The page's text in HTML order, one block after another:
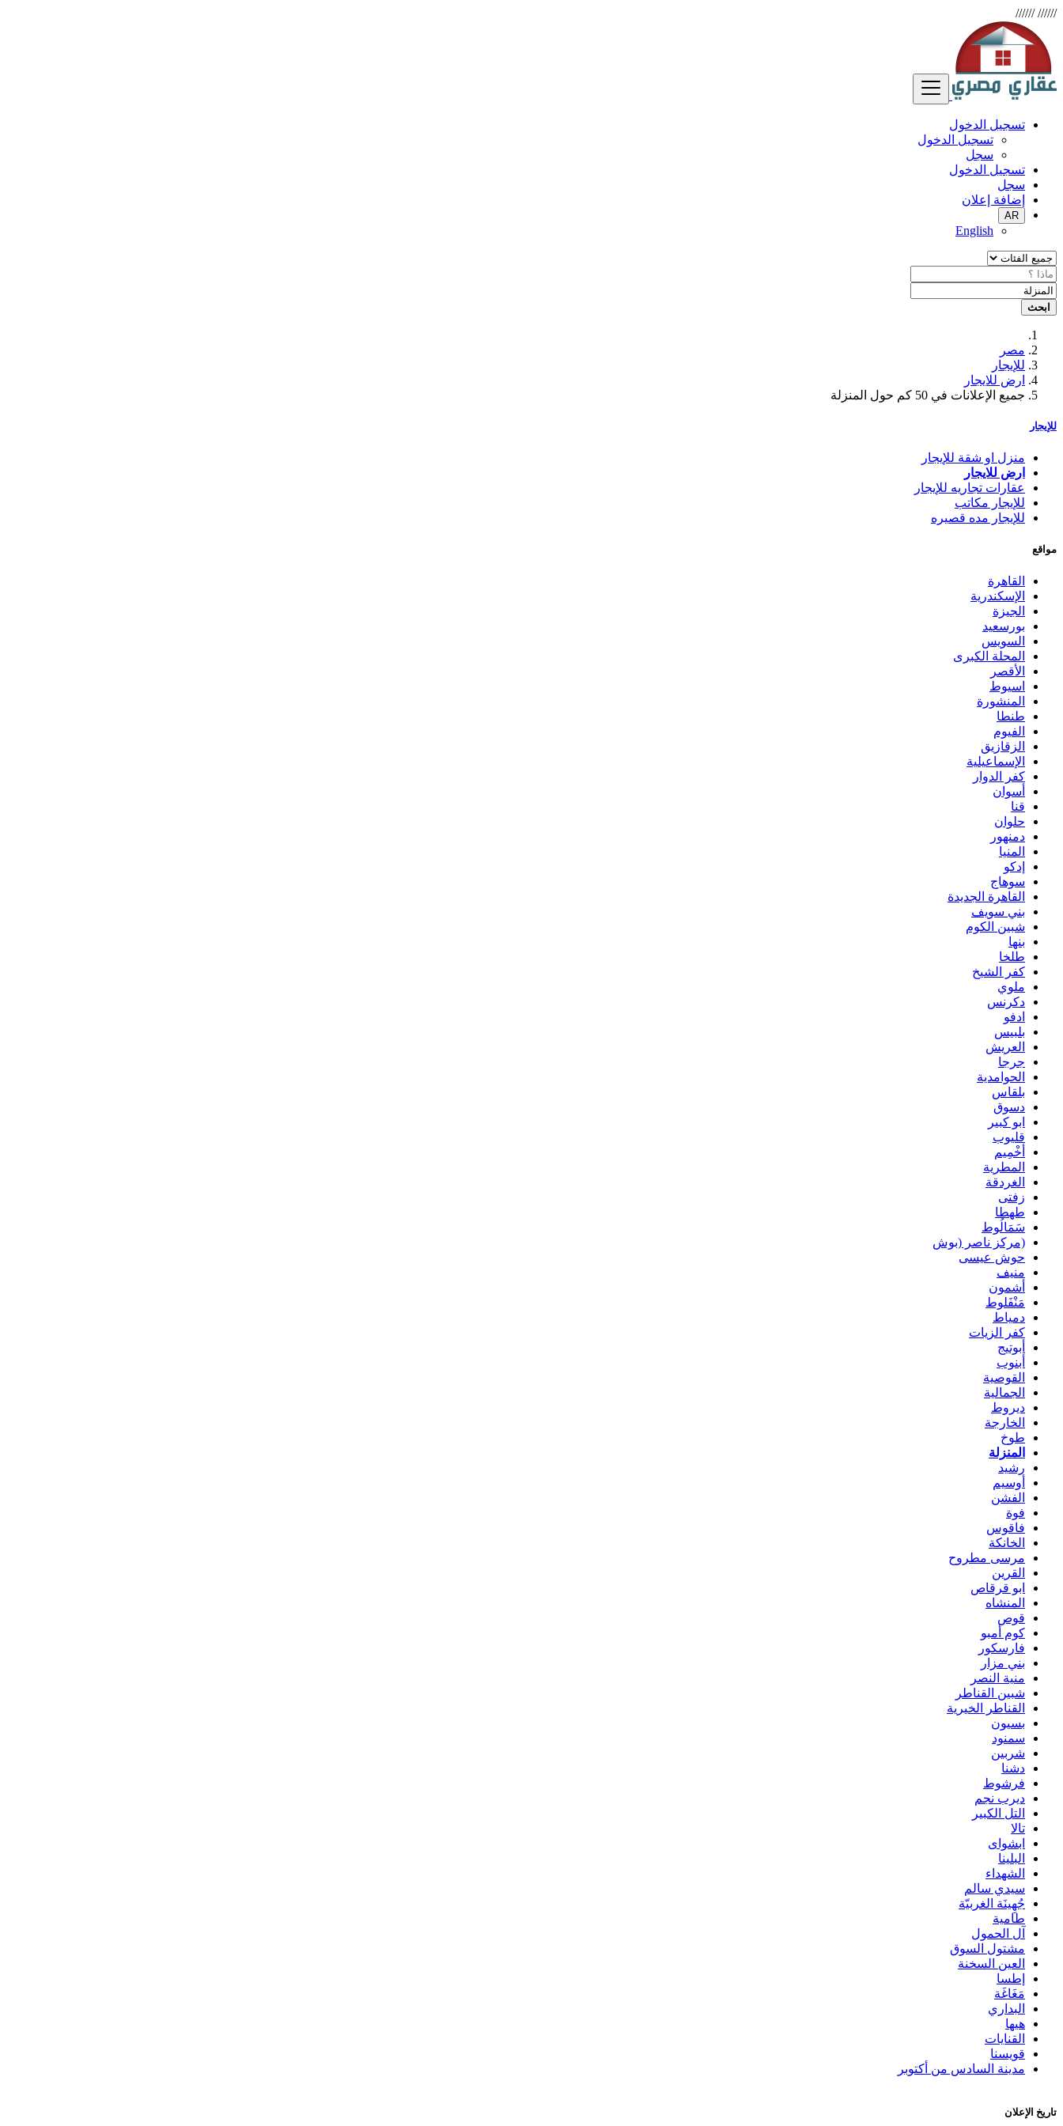
//////
//////
تسجيل الدخول
تسجيل الدخول
سجل
تسجيل الدخول
سجل
إضافة إعلان
AR
English
ابحث
مصر
للإيجار
ارض للايجار
جميع الإعلانات في 50 كم حول المنزلة
للإيجار
منزل او شقة للإيجار
ارض للايجار
عقارات تجاريه للإيجار
للإيجار مكاتب
للإيجار مده قصيره
مواقع
القاهرة
الإسكندرية
الجيزة
بورسعيد
السويس
المحلة الكبرى
الأقصر
اسيوط
المنشورة
طنطا
الفيوم
الزقازيق
الإسماعيلية
كفر الدوار
أسوان
قنا
حلوان
دمنهور
المنيا
إدكو
سوهاج
القاهرة الجديدة
بني سويف
شبين الكوم
بنها
طلخا
كفر الشيخ
ملوي
دكرنس
ادفو
بلبيس
العريش
جرجا
الحوامدية
بلقاس
دسوق
ابو كبير
قليوب
أخْمِيم
المطرية
الغردقة
زفتى
طهطا
سَمَالُوط
(مركز ناصر (بوش
حوش عيسى
منيف
أشمون
مَنْفَلوط
دمياط
كفر الزيات
أبوتيج
أبنوب
القوصية
الجمالية
ديروط
الخارجة
طوخ
المنزلة
رشيد
أوسيم
الفشن
فوة
فاقوس
الخانكة
مرسى مطروح
القرين
ابو قرقاص
المنشاه
قوص
كوم أمبو
فارسكور
بني مزار
منية النصر
شبين القناطر
القناطر الخيرية
بسيون
سمنود
شربين
دشنا
فرشوط
ديرب نجم
التل الكبير
تالا
ابشواى
البلينا
الشهداء
سيدي سالم
جُهِينَة الغربيّة
طامية
آل الحمول
مشتول السوق
العين السخنة
إطسا
مَغَاغَة
البداري
هيها
القنايات
قويسنا
مدينة السادس من أكتوبر
تاريخ الإعلان